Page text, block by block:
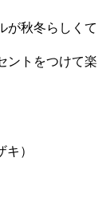
が秋冬らしくて
ントをつけて楽
）